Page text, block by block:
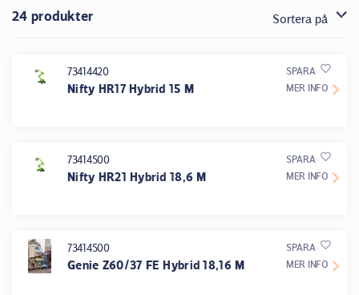
24 produkter Sortera på
73414420
Nifty HR17 Hybrid 15 M
SPARA
MER INFO
73414500
Nifty HR21 Hybrid 18,6 M
SPARA
MER INFO
73414500
Genie Z60/37 FE Hybrid 18,16 M
SPARA
MER INFO